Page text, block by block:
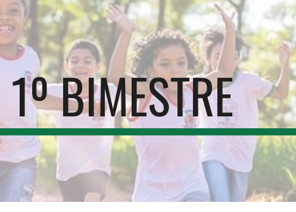
Skip to navigation
1º BIMESTRE